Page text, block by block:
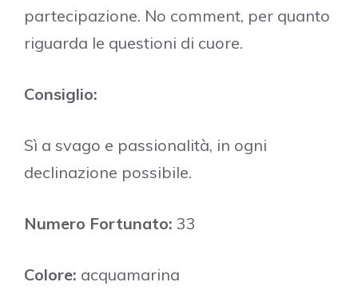
partecipazione. No comment, per quanto
riguarda le questioni di cuore.
Consiglio:
Sì a svago e passionalità, in ogni
declinazione possibile.
Numero Fortunato: 33
Colore: acquamarina